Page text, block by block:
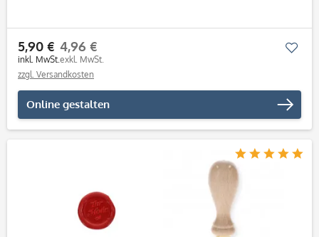
5,90 €
inkl. MwSt.
4,96 €
exkl. MwSt.
zzgl. Versandkosten
Online gestalten